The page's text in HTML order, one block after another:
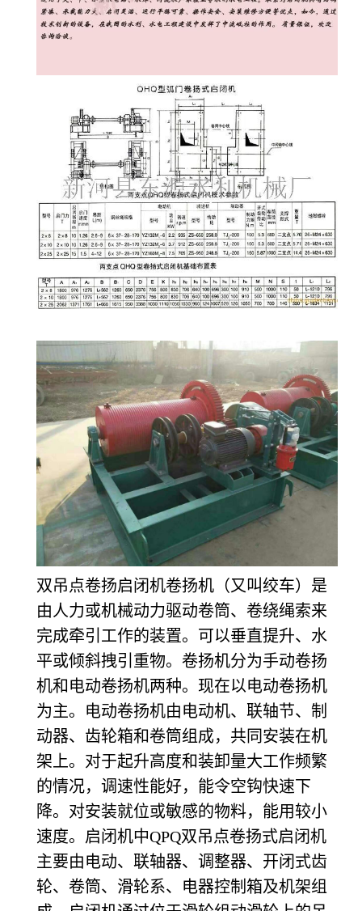
双吊点卷扬启闭机卷扬机（又叫绞车）是
由人力或机械动力驱动卷筒、卷绕绳索来
完成牵引工作的装置。可以垂直提升、水
平或倾斜拽引重物。卷扬机分为手动卷扬
机和电动卷扬机两种。现在以电动卷扬机
为主。电动卷扬机由电动机、联轴节、制
动器、齿轮箱和卷筒组成，共同安装在机
架上。对于起升高度和装卸量大工作频繁
的情况，调速性能好，能令空钩快速下
降。对安装就位或敏感的物料，能用较小
速度。启闭机中QPQ双吊点卷扬式启闭机
主要由电动、联轴器、调整器、开闭式齿
轮、卷筒、滑轮系、电器控制箱及机架组